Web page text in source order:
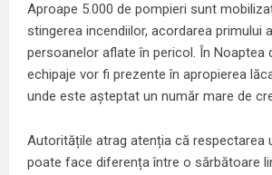
Aproape 5.000 de pompieri sunt
stingerea incendiilor, acordarea primului
persoanelor aflate în pericol. În Noaptea
echipaje vor fi prezente în apropierea
unde este așteptat un număr mare de
Autoritățile atrag atenția că respectarea
poate face diferența între o sărbătoare